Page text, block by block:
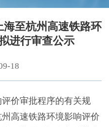
至杭州高速铁路环
进行审查公示
18
价审批程序的有关规
高速铁路环境影响评价